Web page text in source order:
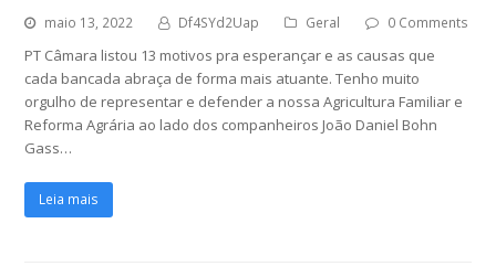
maio 13, 2022 Df4SYd2Uap Geral 0 Comments
PT Câmara listou 13 motivos pra esperançar e as causas que
cada bancada abraça de forma mais atuante. Tenho muito
orgulho de representar e defender a nossa Agricultura Familiar e
Reforma Agrária ao lado dos companheiros João Daniel Bohn
Gass…
Leia mais